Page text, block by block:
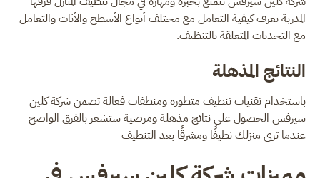
المدربة تعرف كيفية التعامل مع مختلف أنواع الأسطح والأثاث والتعامل
مع التحديات المتعلقة بالتنظيف.
النتائج المذهلة
باستخدام تقنيات تنظيف متطورة ومنظفات فعالة تضمن شركة كلين
سيرفس الحصول على نتائج مذهلة ومرضية ستشعر بالفرق الواضح
عندما ترى منزلك نظيفًا ومشرقًا بعد التنظيف